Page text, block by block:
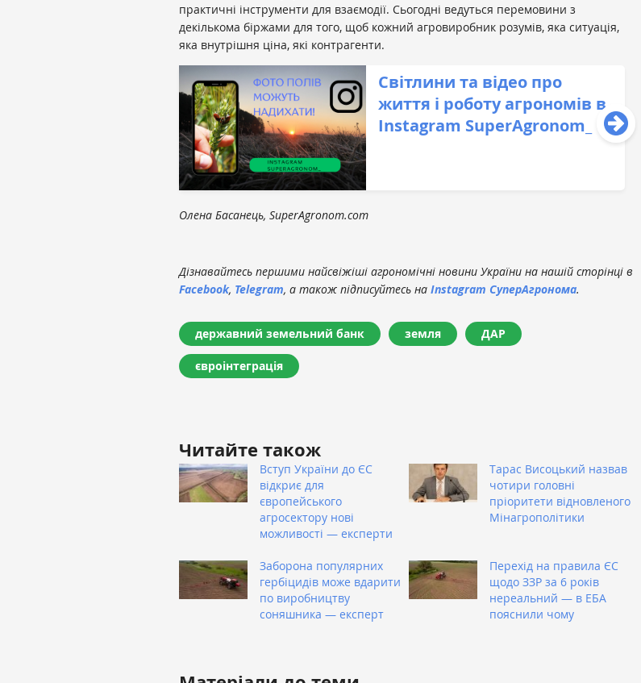
практичні інструменти для взаємодії. Сьогодні ведуться перемовини з
декількома біржами для того, щоб кожний агровиробник розумів, яка ситуація,
яка внутрішня ціна, які контрагенти.
Світлини та відео про
життя і роботу агрономів в
Instagram SuperAgronom_
Олена Басанець, SuperAgronom.com
Дізнавайтесь першими найсвіжіші агрономічні новини України на нашій сторінці в
Facebook, Telegram, а також підписуйтесь на Instagram СуперАгронома.
державний земельний банк земля ДАР
євроінтеграція
Читайте також
Вступ України до ЄС
відкриє для
європейського
агросектору нові
можливості — експерти
Тарас Висоцький назвав
чотири головні
пріоритети відновленого
Мінагрополітики
Заборона популярних
гербіцидів може вдарити
по виробництву
соняшника — експерт
Перехід на правила ЄС
щодо ЗЗР за 6 років
нереальний — в ЕБА
пояснили чому